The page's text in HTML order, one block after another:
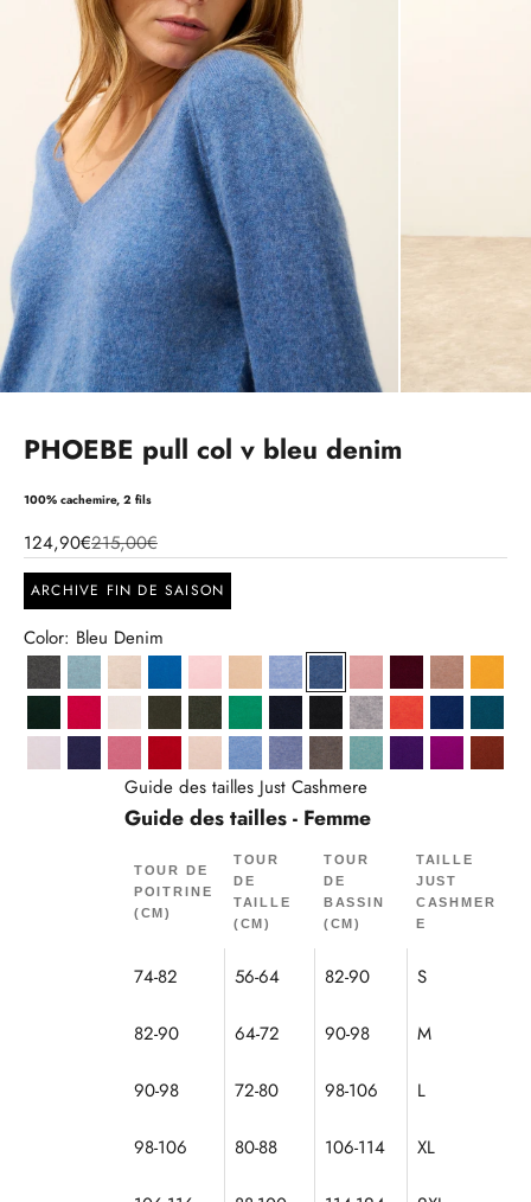
PHOEBE pull col v bleu denim
100% cachemire, 2 fils
124,90€215,00€
ARCHIVE FIN DE SAISON
Color: Bleu Denim
Anthracite Chiné
Aqua Chiné
AvoineAzurBallerineBeigeBleu Ciel Chiné
Bleu Denim
Bois De Rose
Bordeaux
Camel
CyprèsFuchsiaIvoireKaki Kaki Chiné
MentheNavyNoir Nuage Chiné
Orange Chiné
Outremer
Paon
PoudrePurplePétaleRougeSableSky Sky ChinéTaupe Chiné
Vert Chiné
VioletteVioline
Guide des tailles Just Cashmere
Guide des tailles - Femme
TOUR DE
POITRINE
(CM)
TOUR
DE
TAILLE
(CM)
TOUR
DE
BASSIN
(CM)
TAILLE
JUST
CASHMER
E
74-82 56-64 82-90 S
82-90 64-72 90-98 M
90-98 72-80 98-106 L
98-106 80-88 106-114 XL